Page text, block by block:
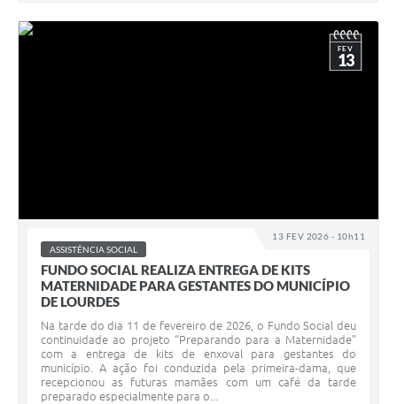
13 FEV 2026 - 10h11
FEV
13
ASSISTÊNCIA SOCIAL
FUNDO SOCIAL REALIZA ENTREGA DE KITS
MATERNIDADE PARA GESTANTES DO MUNICÍPIO
DE LOURDES
Na tarde do dia 11 de fevereiro de 2026, o Fundo Social deu
continuidade ao projeto “Preparando para a Maternidade”
com a entrega de kits de enxoval para gestantes do
município. A ação foi conduzida pela primeira-dama, que
recepcionou as futuras mamães com um café da tarde
preparado especialmente para o...